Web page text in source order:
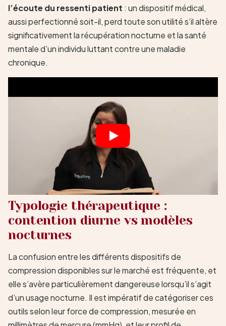
l’écoute du ressenti patient : un dispositif médical,
aussi perfectionné soit-il, perd toute son utilité s’il altère
significativement la récupération nocturne et la santé
mentale d’un individu luttant contre une maladie
chronique.
Typologie thérapeutique :
contention diurne vs modèles
nocturnes
La confusion entre les différents dispositifs de
compression disponibles sur le marché est fréquente, et
elle s’avère particulièrement dangereuse lorsqu’il s’agit
d’un usage nocturne. Il est impératif de catégoriser ces
outils selon leur force de compression, mesurée en